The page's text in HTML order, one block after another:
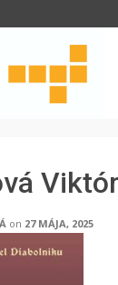
on 27 MÁJA, 2025